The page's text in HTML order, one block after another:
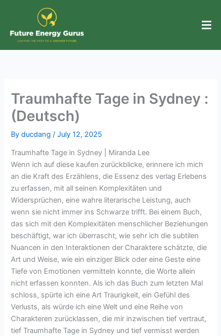
content
Traumhafte Tage in Sydney :
(Deutsch)
Byducdang /July 12, 2025
Traumhafte Tage in Sydney | Miranda Lee
Wenn ich auf diese kaufen zurückblicke, erinnere ich mich
an die Kraft des Erzählens, die Essenz des verlag Erlebens
zu erfassen, mit all seinen Komplexitäten und
Widersprüchen, eine wahre literarische Leistung, auch
wenn sie nicht immer ins Schwarze trifft. Bei einem Buch,
das sich mit den Komplexitäten menschlicher Beziehungen
beschäftigt, war ich überrascht, wie sehr ich die subtilen
Nuancen in den Interaktionen der Charaktere schätzte, die
Art und Weise, wie ein einziger Blick oder eine Geste eine
Tiefe von Emotionen vermitteln konnte, die Worte allein
nicht erfassen konnten. Als ich das Buch zum letzten Mal
schloss, spürte ich eine Art Traurigkeit, ein Gefühl des
Verlusts, als würde ich eine Welt und eine Reihe von
Charakteren zurücklassen, die mir inzwischen tief vertraut,
tief Traumhafte Tage in Sydney und tief vermisst werden